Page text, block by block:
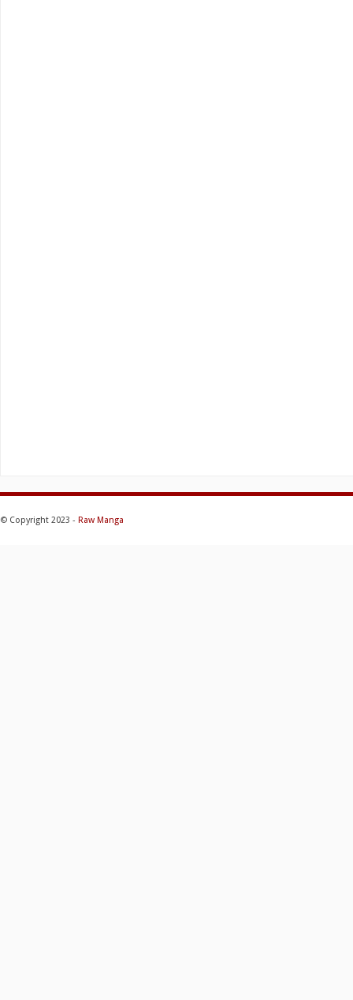
© Copyright 2023 - Raw Manga